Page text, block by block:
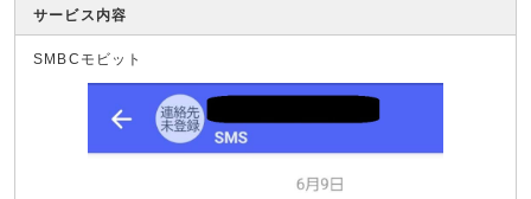
サービス内容
SMBCモビット